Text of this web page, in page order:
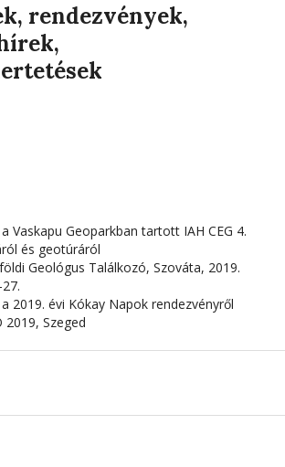
rendezvények,
Vaskapu Geoparkban tartott IAH CEG 4.
és geotúráról
Geológus Találkozó, Szováta, 2019.
2019. évi Kókay Napok rendezvényről
2019, Szeged